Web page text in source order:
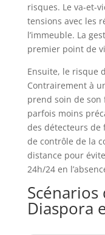
risques. Le va-et-
tensions avec les
l’immeuble. La
premier point de
Ensuite, le risque
Contrairement à
prend soin de son
parfois moins
des détecteurs de
de contrôle de la
distance pour
24h/24 en
Scénarios
Diaspora